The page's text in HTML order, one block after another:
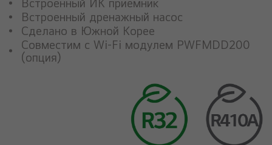
Встроенный дренажный насос
Сделано в Южной Корее
Совместим с Wi-Fi модулем PWFMDD200
(опция)